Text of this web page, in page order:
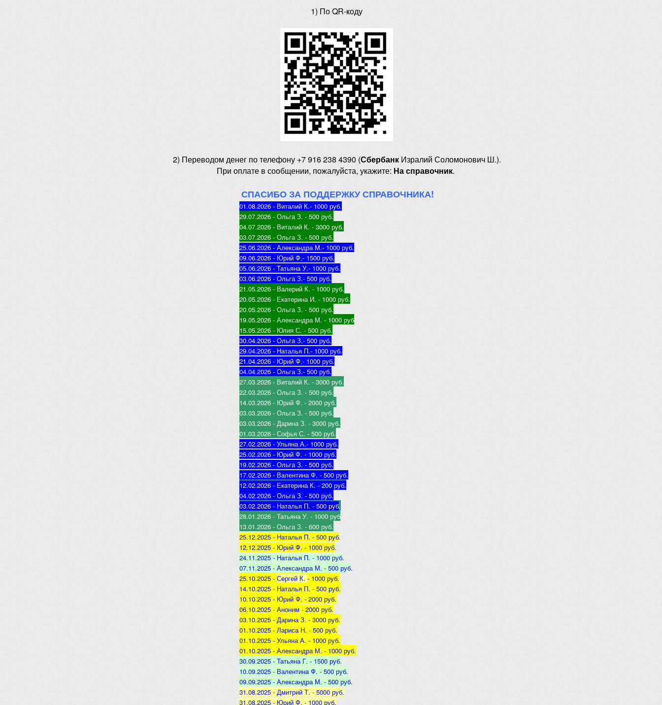
1) По QR-коду
2) Переводом денег по телефону +7 916 238 4390 (Сбербанк Изралий Соломонович Ш.).
При оплате в сообщении, пожалуйста, укажите: На справочник.
СПАСИБО ЗА ПОДДЕРЖКУ СПРАВОЧНИКА!
01.08.2026 - Виталий К.- 1000 руб.
29.07.2026 - Ольга З. - 500 руб.
04.07.2026 - Виталий К. - 3000 руб.
03.07.2026 - Ольга З. - 500 руб.
25.06.2026 - Александра М.- 1000 руб.
09.06.2026 - Юрий Ф.- 1500 руб.
05.06.2026 - Татьяна У.- 1000 руб.
03.06.2026 - Ольга З.- 500 руб.
21.05.2026 - Валерий К. - 1000 руб.
20.05.2026 - Екатерина И. - 1000 руб.
20.05.2026 - Ольга З. - 500 руб.
19.05.2026 - Александра М. - 1000 руб
15.05.2026 - Юлия С. - 500 руб.
30.04.2026 - Ольга З.- 500 руб.
29.04.2026 - Наталья П.- 1000 руб.
21.04.2026 - Юрий Ф.- 1000 руб.
04.04.2026 - Ольга З.- 500 руб.
27.03.2026 - Виталий К. - 3000 руб.
22.03.2026 - Ольга З. - 500 руб.
14.03.2026 - Юрий Ф. - 2000 руб.
03.03.2026 - Ольга З. - 500 руб.
03.03.2026 - Дарина З. - 3000 руб.
01.03.2026 - Софья С. - 500 руб.
27.02.2026 - Ульяна А.- 1000 руб.
25.02.2026 - Юрий Ф. - 1000 руб.
19.02.2026 - Ольга З. - 500 руб.
17.02.2026 - Валентина Ф. - 500 руб.
12.02.2026 - Екатерина К. - 200 руб.
04.02.2026 - Ольга З. - 500 руб.
03.02.2026 - Наталья П. - 500 руб.
28.01.2026 - Татьяна У. - 1000 руб
13.01.2026 - ОльгаЗ. - 600 руб.
25.12.2025 - Наталья П. - 500 руб.
12.12.2025 - Юрий Ф. - 1000 руб.
24.11.2025 - Наталья П. - 1000 руб.
07.11.2025 - Александра М. - 500 руб.
25.10.2025 - Сергей К. - 1000 руб.
14.10.2025 - Наталья П. - 500 руб.
10.10.2025 - Юрий Ф. - 2000 руб.
06.10.2025 - Аноним - 2000 руб.
03.10.2025 - Дарина З. - 3000 руб.
01.10.2025 - Лариса Н. - 500 руб.
01.10.2025 - Ульяна А. - 1000 руб.
01.10.2025 - Александра М. - 1000 руб.
30.09.2025 - Татьяна Г. - 1500 руб.
10.09.2025 - Валентина Ф. - 500 руб.
09.09.2025 - Александра М. - 500 руб.
31.08.2025 - Дмитрий Т. - 5000 руб.
31.08.2025 - Юрий Ф. - 1000 руб.